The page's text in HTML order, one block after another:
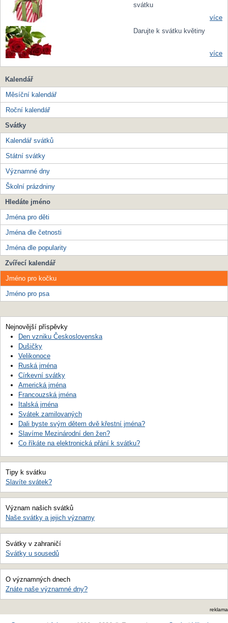
svátku
více
Darujte k svátku květiny
více
Kalendář
Měsíční kalendář
Roční kalendář
Svátky
Kalendář svátků
Státní svátky
Významné dny
Školní prázdniny
Hledáte jméno
Jména pro děti
Jména dle četnosti
Jména dle popularity
Zvířecí kalendář
Jméno pro kočku
Jméno pro psa
Nejnovější příspěvky
Den vzniku Československa
Dušičky
Velikonoce
Ruská jména
Církevní svátky
Americká jména
Francouzská jména
Italská jména
Svátek zamilovaných
Dali byste svým dětem dvě křestní jména?
Slavíme Mezinárodní den žen?
Co říkáte na elektronická přání k svátku?
Tipy k svátku
Slavíte svátek?
Význam našich svátků
Naše svátky a jejich významy
Svátky v zahraničí
Svátky u sousedů
O významných dnech
Znáte naše významné dny?
reklama